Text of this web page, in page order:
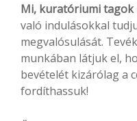
Mi, kuratóriumi tagok
való indulásokkal
megvalósulását.
munkában látjuk el,
bevételét kizárólag a
fordíthassuk!